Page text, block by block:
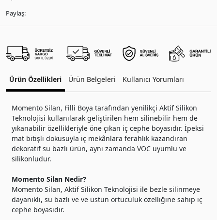
Paylaş:
Ürün Özellikleri Ürün Belgeleri Kullanıcı Yorumları
Momento Silan, Filli Boya tarafından yenilikçi Aktif Silikon
Teknolojisi kullanılarak geliştirilen hem silinebilir hem de
yıkanabilir özellikleriyle öne çıkan iç cephe boyasıdır. İpeksi
mat bitişli dokusuyla iç mekânlara ferahlık kazandıran
dekoratif su bazlı ürün, aynı zamanda VOC uyumlu ve
silikonludur.
Momento Silan Nedir?
Momento Silan, Aktif Silikon Teknolojisi ile bezle silinmeye
dayanıklı, su bazlı ve ve üstün örtücülük özelliğine sahip iç
cephe boyasıdır.